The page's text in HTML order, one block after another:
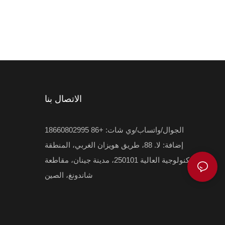
الاتصال بنا
إضافة: لا. 88، طريق هويزان الغربي، المنطقة
التكنولوجية العالية 250101، مدينة جينان، مقاطعة
شاندونغ، الصين